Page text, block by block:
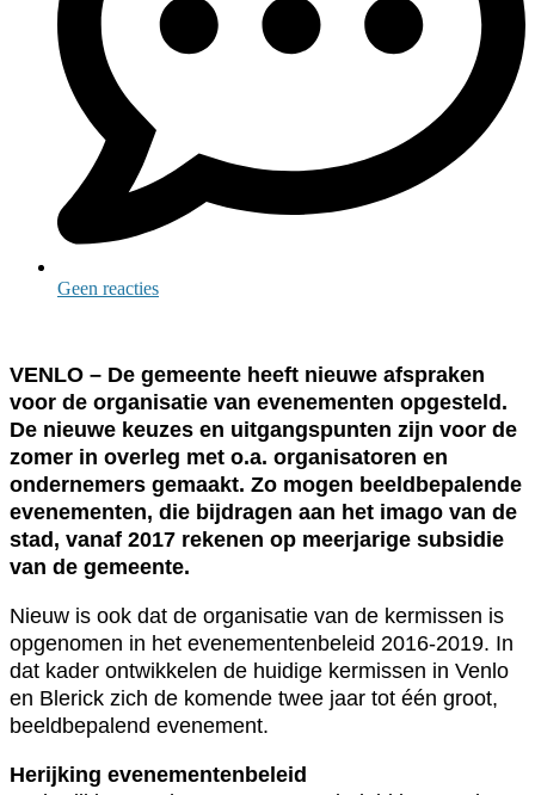
Geen reacties
VENLO – De gemeente heeft nieuwe afspraken
voor de organisatie van evenementen opgesteld.
De nieuwe keuzes en uitgangspunten zijn voor de
zomer in overleg met o.a. organisatoren en
ondernemers gemaakt. Zo mogen beeldbepalende
evenementen, die bijdragen aan het imago van de
stad, vanaf 2017 rekenen op meerjarige subsidie
van de gemeente.
Nieuw is ook dat de organisatie van de kermissen is
opgenomen in het evenementenbeleid 2016-2019. In
dat kader ontwikkelen de huidige kermissen in Venlo
en Blerick zich de komende twee jaar tot één groot,
beeldbepalend evenement.
Herijking evenementenbeleid